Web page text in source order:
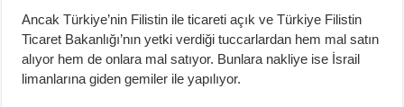
Ancak Türkiye’nin Filistin ile ticareti açık ve Türkiye Filistin
Ticaret Bakanlığı’nın yetki verdiği tuccarlardan hem mal satın
alıyor hem de onlara mal satıyor. Bunlara nakliye ise İsrail
limanlarına giden gemiler ile yapılıyor.